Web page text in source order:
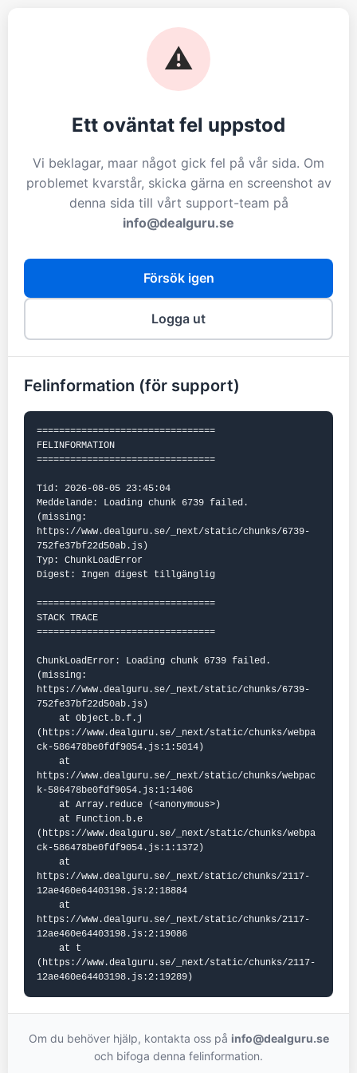
⚠️
Ett oväntat fel uppstod
Vi beklagar, maar något gick fel på vår sida. Om
problemet kvarstår, skicka gärna en screenshot av
denna sida till vårt support-team på
info@dealguru.se
Försök igen
Logga ut
Felinformation (för support)
================================
FELINFORMATION
================================
Tid: 2026-08-05 23:45:04
Meddelande: Loading chunk 6739 failed.
(missing:
https://www.dealguru.se/_next/static/chunks/6739-
752fe37bf22d50ab.js)
Typ: ChunkLoadError
Digest: Ingen digest tillgänglig
================================
STACK TRACE
================================
ChunkLoadError: Loading chunk 6739 failed.
(missing:
https://www.dealguru.se/_next/static/chunks/6739-
752fe37bf22d50ab.js)
(https://www.dealguru.se/_next/static/chunks/webpa
ck-586478be0fdf9054.js:1:5014)
https://www.dealguru.se/_next/static/chunks/webpac
k-586478be0fdf9054.js:1:1406
(https://www.dealguru.se/_next/static/chunks/webpa
ck-586478be0fdf9054.js:1:1372)
https://www.dealguru.se/_next/static/chunks/2117-
12ae460e64403198.js:2:18884
https://www.dealguru.se/_next/static/chunks/2117-
12ae460e64403198.js:2:19086
(https://www.dealguru.se/_next/static/chunks/2117-
12ae460e64403198.js:2:19289)
Om du behöver hjälp, kontakta oss på info@dealguru.se
och bifoga denna felinformation.